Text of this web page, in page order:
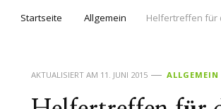
Startseite Allgemein Helfertreffen für
AKTUALISIERT AM 11. JUNI 2015 ALLGEMEIN